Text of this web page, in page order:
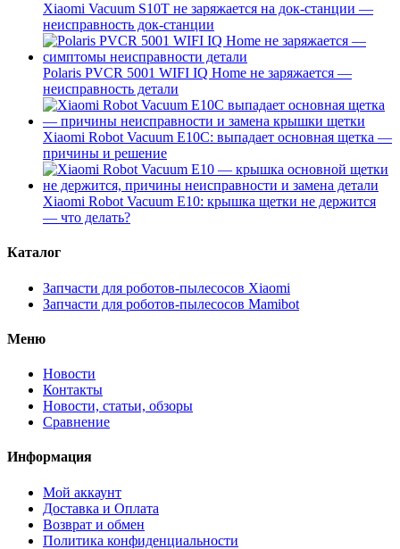
Xiaomi Vacuum S10T не заряжается на док-станции —
неисправность док-станции
Polaris PVCR 5001 WIFI IQ Home не заряжается —
неисправность детали
Xiaomi Robot Vacuum E10C: выпадает основная щетка —
причины и решение
Xiaomi Robot Vacuum E10: крышка щетки не держится
— что делать?
Каталог
Запчасти для роботов-пылесосов Xiaomi
Запчасти для роботов-пылесосов Mamibot
Меню
Новости
Контакты
Новости, статьи, обзоры
Сравнение
Информация
Мой аккаунт
Доставка и Оплата
Возврат и обмен
Политика конфиденциальности